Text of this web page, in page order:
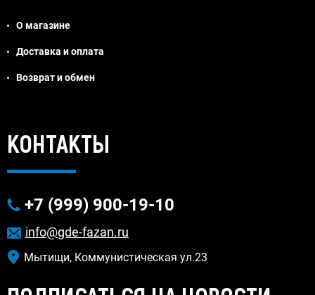
О магазине
Доставка и оплата
Возврат и обмен
КОНТАКТЫ
+7 (999) 900-19-10
info@gde-fazan.ru
Мытищи, Коммунистическая ул.23